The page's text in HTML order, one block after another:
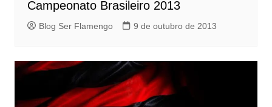
Campeonato Brasileiro 2013
Blog Ser Flamengo 9 de outubro de 2013